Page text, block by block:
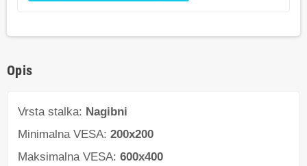
Opis
Vrsta stalka: Nagibni
Minimalna VESA: 200x200
Maksimalna VESA: 600x400